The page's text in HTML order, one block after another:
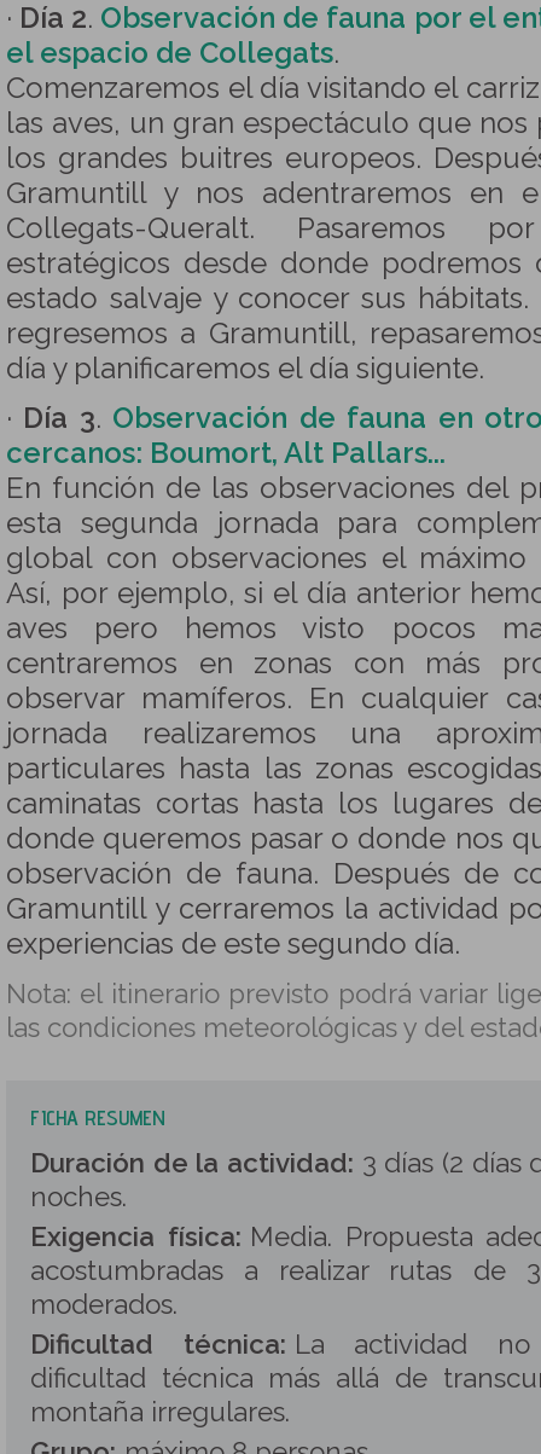
· Día 2. Observación de fauna por el
el espacio de Collegats.
Comenzaremos el día visitando el
las aves, un gran espectáculo que
los grandes buitres europeos.
Gramuntill y nos adentraremos en
Collegats-Queralt. Pasaremos
estratégicos desde donde podremos
estado salvaje y conocer sus
regresemos a Gramuntill,
día y planificaremos el día siguiente.
· Día 3. Observación de fauna en
cercanos: Boumort, Alt Pallars...
En función de las observaciones del
esta segunda jornada para
global con observaciones el máximo
Así, por ejemplo, si el día anterior
aves pero hemos visto pocos
centraremos en zonas con más
observar mamíferos. En cualquier
jornada realizaremos una
particulares hasta las zonas
caminatas cortas hasta los lugares
donde queremos pasar o donde nos
observación de fauna. Después de
Gramuntill y cerraremos la actividad
experiencias de este segundo día.
Nota: el itinerario previsto podrá variar
las condiciones meteorológicas y del
FICHA RESUMEN
Duración de la actividad: 3 días (2 días
noches.
Exigencia física: Media. Propuesta
acostumbradas a realizar rutas de
moderados.
Dificultad técnica: La actividad no
dificultad técnica más allá de
montaña irregulares.